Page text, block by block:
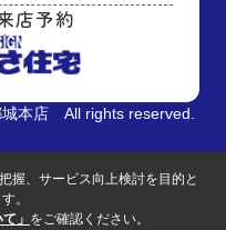
店予約
本店 All rights reserved.
握、サービス向上検討を目的と
。
」 をご確認ください。